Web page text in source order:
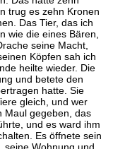
trug es zehn Kronen
Das Tier, das ich
wie die eines Bären,
seine Macht,
Köpfen sah ich
heilte wieder. Die
und betete den
hatte. Sie
gleich, und wer
Maul gegeben, das
und es ward ihm
Es öffnete sein